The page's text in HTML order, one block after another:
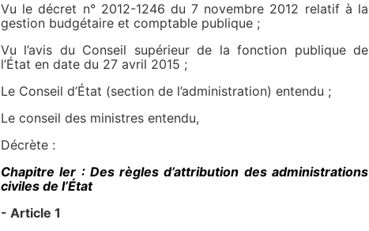
Vu le décret n° 2012-1246 du 7 novembre 2012 relatif à la
gestion budgétaire et comptable publique ;
Vu l’avis du Conseil supérieur de la fonction publique de
l’État en date du 27 avril 2015 ;
Le Conseil d’État (section de l’administration) entendu ;
Le conseil des ministres entendu,
Décrète :
Chapitre Ier : Des règles d’attribution des administrations
civiles de l’État
- Article 1